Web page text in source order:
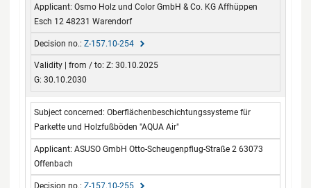
Osmo Holz und Color GmbH & Co. KG Affhüppen
Esch 12 48231 Warendorf
Z-157.10-254
Z: 30.10.2025
G: 30.10.2030
Oberflächenbeschichtungssysteme für
Parkette und Holzfußböden "AQUA Air"
ASUSO GmbH Otto-Scheugenpflug-Straße 2 63073
Offenbach
Z-157.10-255